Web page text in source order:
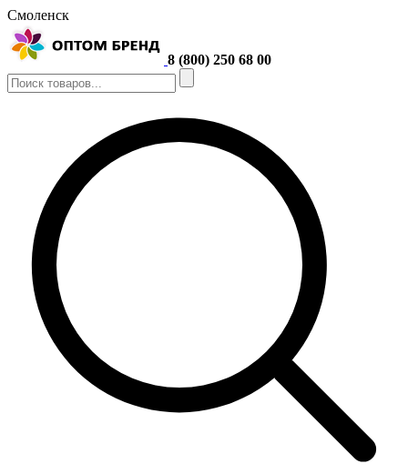
Смоленск
8 (800) 250 68 00